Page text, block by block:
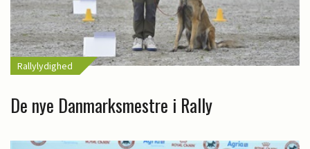
Rallylydighed
De nye Danmarksmestre i Rally